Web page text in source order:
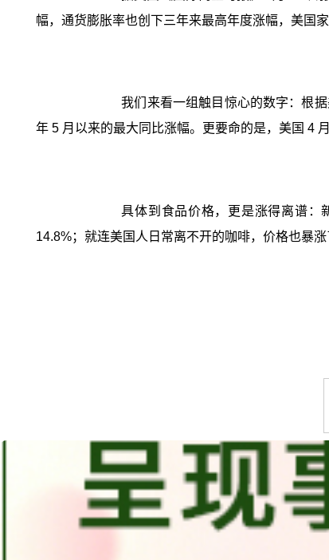
幅，通货膨胀率也创下三年来最高年度涨幅，美国
我们来看一组触目惊心的数字：根
年 5 月以来的最大同比涨幅。更要命的是，美国 4
具体到食品价格，更是涨得离谱：
14.8%；就连美国人日常离不开的咖啡，价格也暴涨